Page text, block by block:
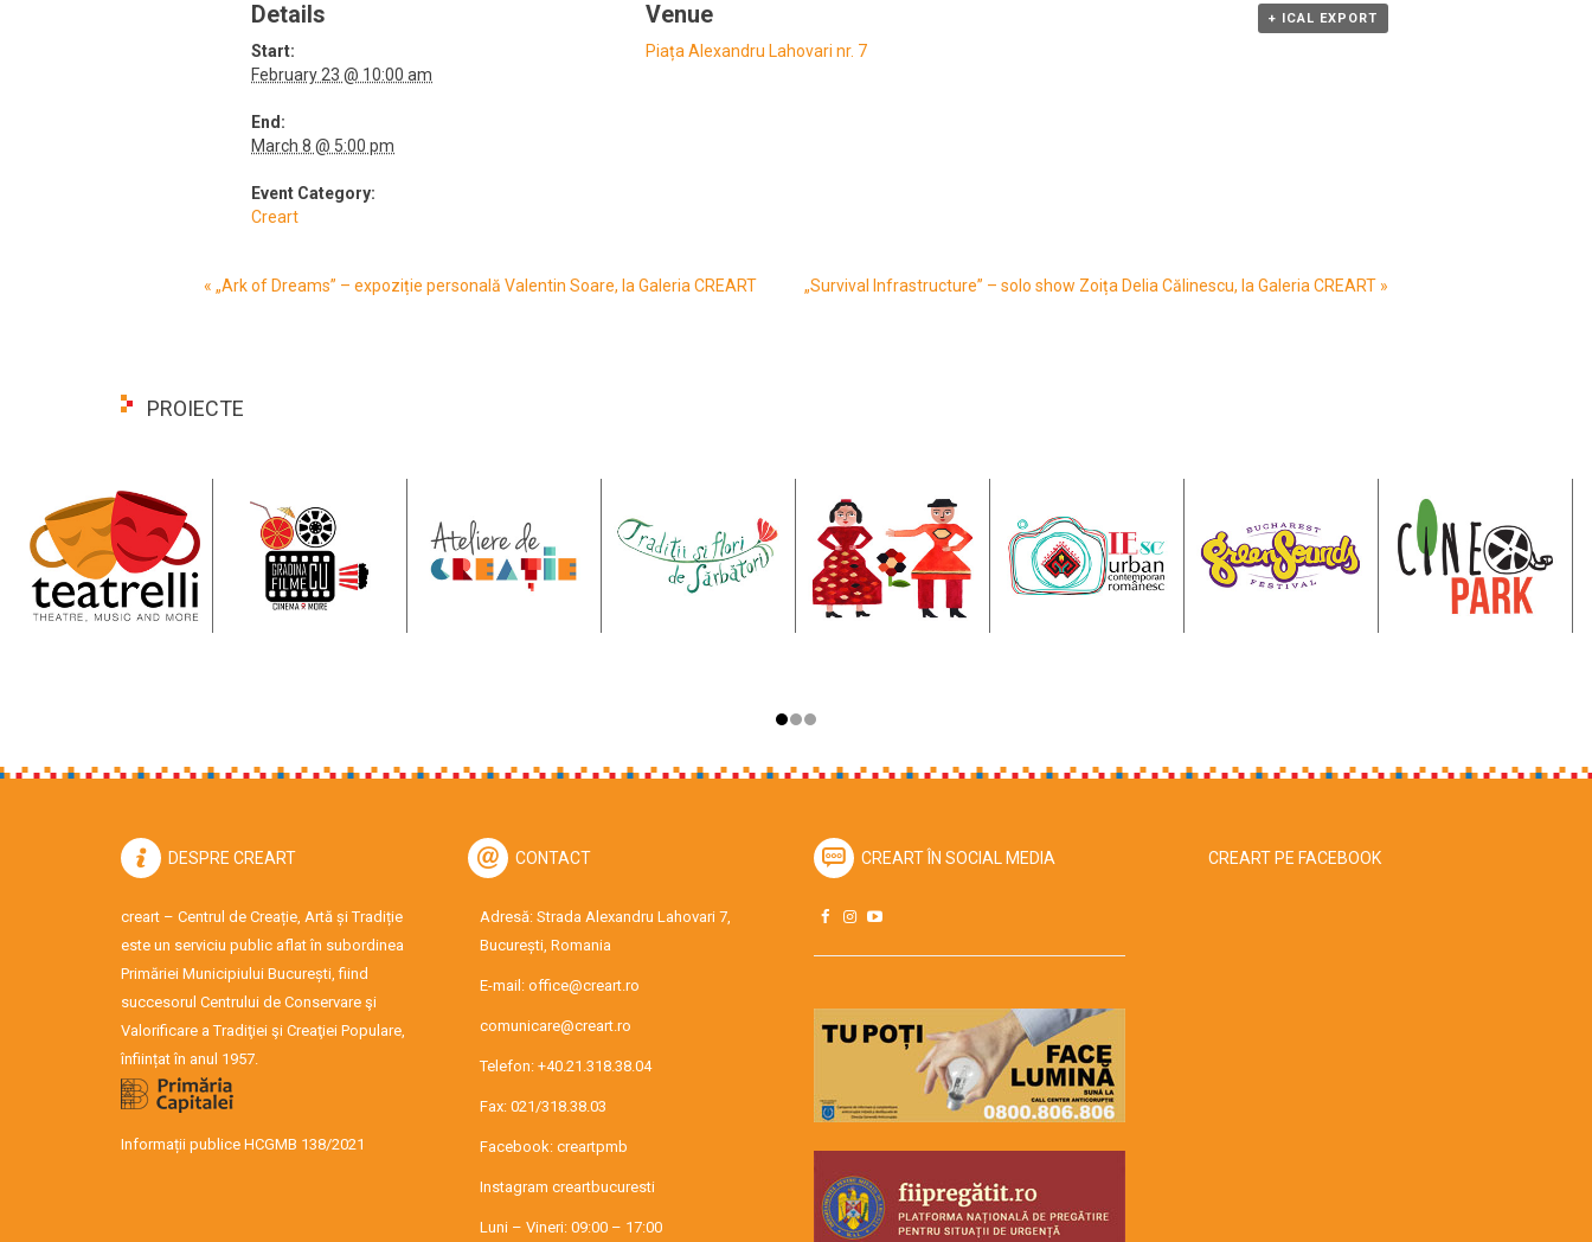
+ ICAL EXPORT
Details
Start:
February 23 @ 10:00 am
End:
March 8 @ 5:00 pm
Event Category:
Creart
Venue
Piața Alexandru Lahovari nr. 7
Event
« „Ark of Dreams” – expoziție personală Valentin Soare, la Galeria CREART „Survival Infrastructure” – solo show Zoița Delia Călinescu, la Galeria CREART »
PROIECTE
DESPRE CREART
creart – Centrul de Creație, Artă și Tradiție
este un serviciu public aflat în subordinea
Primăriei Municipiului București, fiind
succesorul Centrului de Conservare şi
Valorificare a Tradiţiei şi Creaţiei Populare,
înființat în anul 1957.
Informații publice HCGMB 138/2021
CONTACT
Adresă: Strada Alexandru Lahovari 7,
București, Romania
E-mail: office@creart.ro
comunicare@creart.ro
Telefon: +40.21.318.38.04
Fax: 021/318.38.03
Facebook: creartpmb
Instagram creartbucuresti
Luni – Vineri: 09:00 – 17:00
CREART ÎN SOCIAL MEDIA CREART PE FACEBOOK